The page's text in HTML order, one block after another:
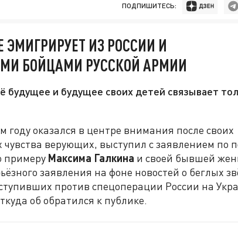
ПОДПИШИТЕСЬ:
ИЗ РОССИИ И
БОЙЦАМИ РУССКОЙ АРМИИ
будущее и будущее своих детей связывает
году оказался в центре внимания после своих
чувства верующих, выступил с заявлением по
примеру Максима Галкина и своей бывшей
заявления на фоне новостей о беглых
против спецоперации России на
об обратился к публике.